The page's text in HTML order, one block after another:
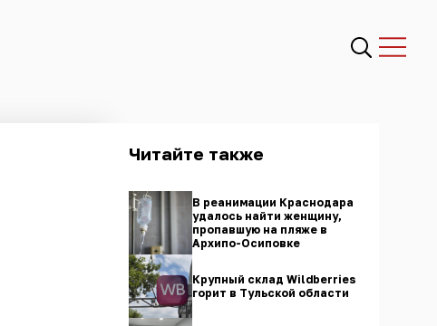
Читайте также
В реанимации Краснодара
удалось найти женщину,
пропавшую на пляже в
Архипо-Осиповке
Крупный склад Wildberries
горит в Тульской области